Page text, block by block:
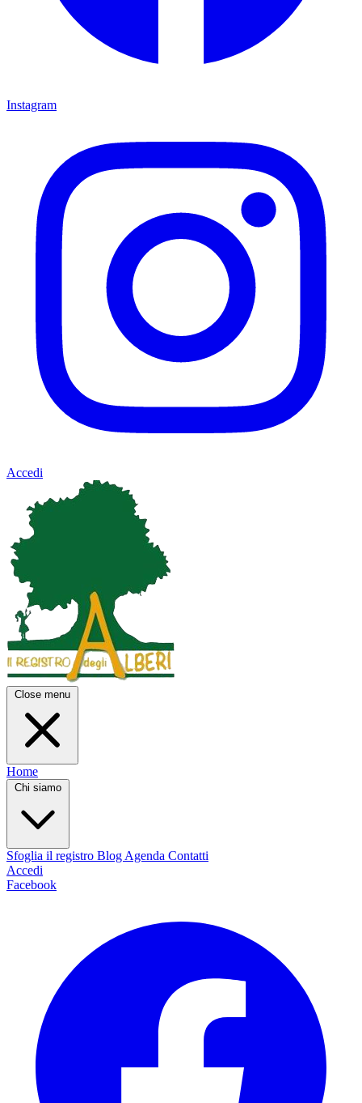
Instagram
Accedi
Close menu
Home
Chi siamo
Sfoglia il registro Blog Agenda Contatti
Accedi
Facebook